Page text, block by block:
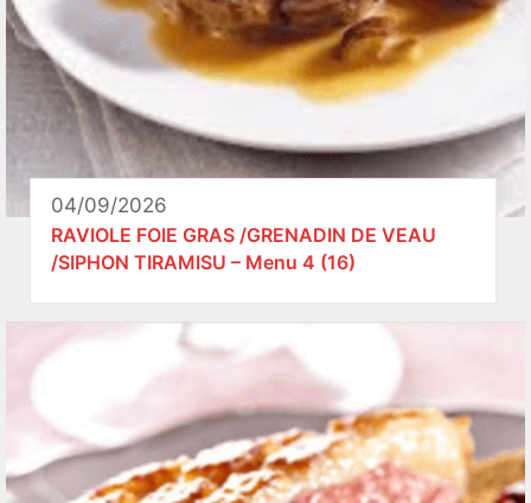
04/09/2026
RAVIOLE FOIE GRAS /GRENADIN DE VEAU
/SIPHON TIRAMISU – Menu 4 (16)